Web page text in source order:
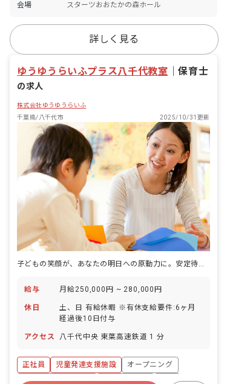
会場 スターツおおたかの森ホール
詳しく見る
ゆうゆうらいふプラス八千代教室 ｜保育士
の求人
株式会社ゆうゆうらいふ
千葉県/八千代市
2025/10/31更新
子どもの笑顔が、あなたの明日への原動力に。安定待遇で描く新しい一歩
給与 月給250,000円 ~ 280,000円
休日
土、日 有給休暇 ※有休支給要件:6ヶ月
経過後10日付与
アクセス 八千代中央 東葉高速鉄道 1 分
正社員 児童発達支援施設
オープニング
ボーナス・賞与あり
社会保険完備 有給